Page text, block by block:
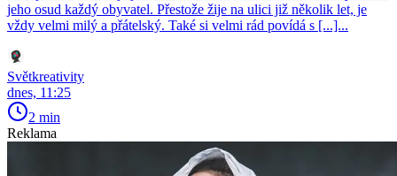
jeho osud každý obyvatel. Přestože žije na ulici již několik let, je
vždy velmi milý a přátelský. Také si velmi rád povídá s [...]...
Světkreativity
dnes, 11:25
2 min
Reklama